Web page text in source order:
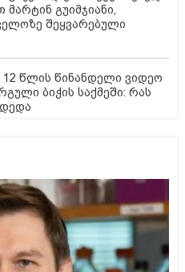
გუიმჯიანი,
შეყვარებული
12 წლის წინანდელი ვიდეო
ბიჭის საქმეში: რას